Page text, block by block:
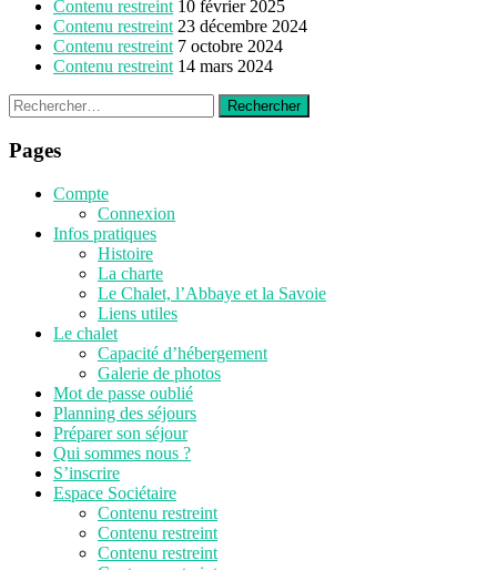
Contenu restreint 10 février 2025
Contenu restreint 23 décembre 2024
Contenu restreint 7 octobre 2024
Contenu restreint 14 mars 2024
Rechercher :
Pages
Compte
Connexion
Infos pratiques
Histoire
La charte
Le Chalet, l’Abbaye et la Savoie
Liens utiles
Le chalet
Capacité d’hébergement
Galerie de photos
Mot de passe oublié
Planning des séjours
Préparer son séjour
Qui sommes nous ?
S’inscrire
Espace Sociétaire
Contenu restreint
Contenu restreint
Contenu restreint